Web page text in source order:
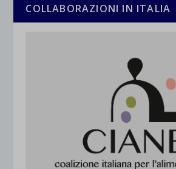
COLLABORAZIONI IN ITALIA